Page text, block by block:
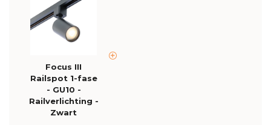
Focus III
Railspot 1-fase
- GU10 -
Railverlichting -
Zwart